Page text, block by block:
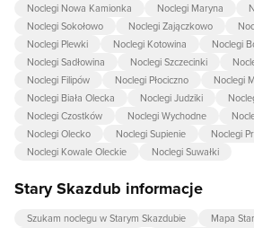
Noclegi Nowa Kamionka
Noclegi Maryna
Noclegi Sokołowo
Noclegi Zajączkowo
Noclegi Plewki
Noclegi Kotowina
Noclegi
Noclegi Sadłowina
Noclegi Szczecinki
Noclegi Filipów
Noclegi Płociczno
Noclegi
Noclegi Biała Olecka
Noclegi Judziki
Noclegi Czostków
Noclegi Wychodne
Noclegi Olecko
Noclegi Supienie Noclegi
Noclegi Kowale Oleckie
Noclegi Suwałki
Stary Skazdub informacje
Szukam noclegu w Starym Skazdubie
Mapa